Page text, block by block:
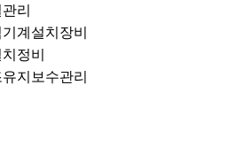
리
계설치장비
정비
지보수관리